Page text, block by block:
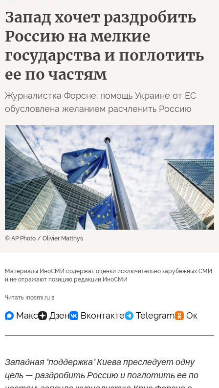
Запад хочет раздробить
Россию на мелкие
государства и поглотить
ее по частям
Журналистка Форсне: помощь Украине от ЕС
обусловлена желанием расчленить Россию
© AP Photo / Olivier Matthys
Материалы ИноСМИ содержат оценки исключительно зарубежных СМИ
и не отражают позицию редакции ИноСМИ
Читать inosmi.ru в
Западная "поддержка" Киева преследует одну
цель — раздробить Россию и поглотить ее по